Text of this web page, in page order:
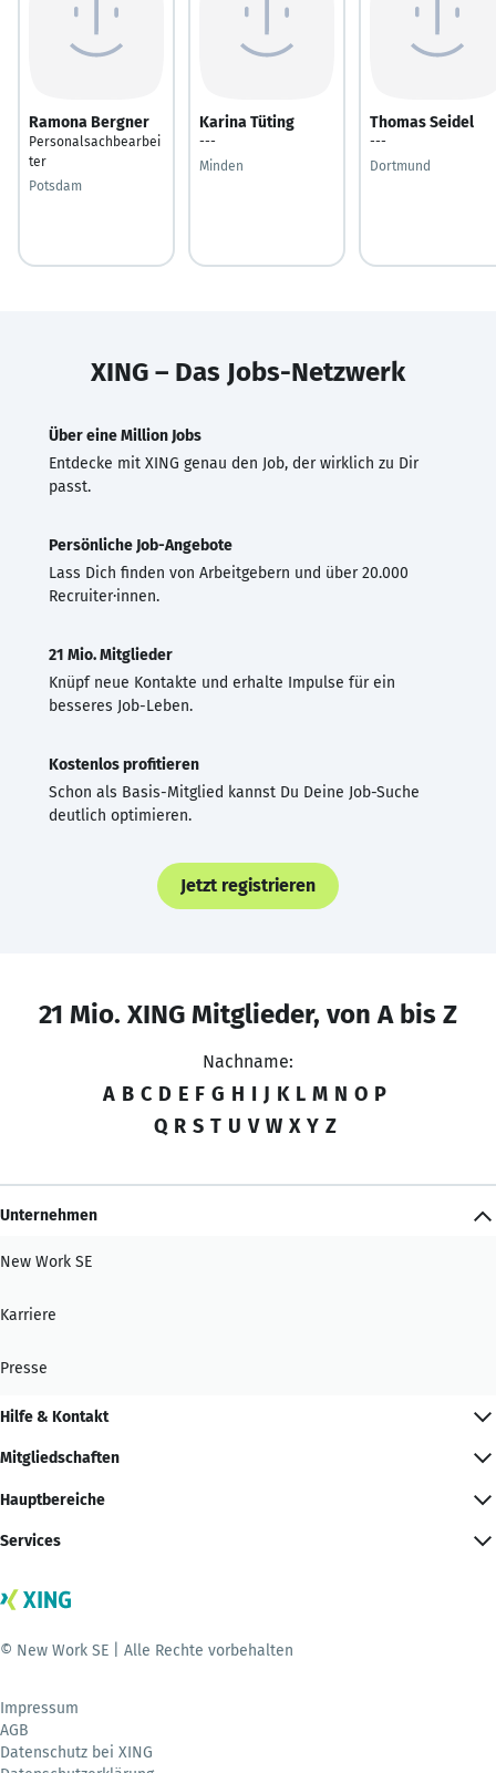
Ramona Bergner
Personalsachbearbei
ter
Potsdam
Karina Tüting
---
Minden
Thomas Seidel
---
Dortmund
XING – Das Jobs-Netzwerk
Über eine Million Jobs
Entdecke mit XING genau den Job, der wirklich zu Dir
passt.
Persönliche Job-Angebote
Lass Dich finden von Arbeitgebern und über 20.000
Recruiter·innen.
21 Mio. Mitglieder
Knüpf neue Kontakte und erhalte Impulse für ein
besseres Job-Leben.
Kostenlos profitieren
Schon als Basis-Mitglied kannst Du Deine Job-Suche
deutlich optimieren.
Jetzt registrieren
21 Mio. XING Mitglieder, von A bis Z
Nachname:
A B C D E F G H I J K L M N O P
Q R S T U V W X Y Z
Unternehmen
New Work SE
Karriere
Presse
Hilfe & Kontakt
Mitgliedschaften
Hauptbereiche
Services
© New Work SE | Alle Rechte vorbehalten
Impressum
AGB
Datenschutz bei XING